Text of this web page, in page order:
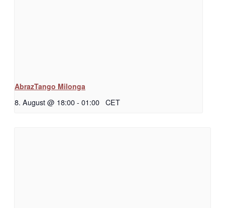
AbrazTango Milonga
8. August @ 18:00- 01:00 CET